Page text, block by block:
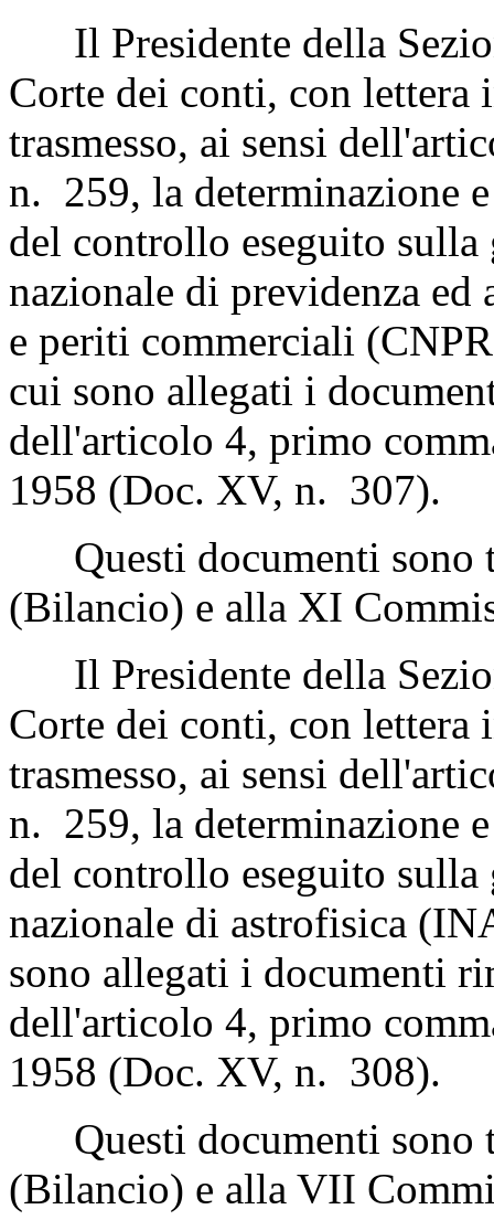
Il Presidente della
Corte dei conti, con lettera
trasmesso, ai sensi
n. 259, la determinazione
del controllo eseguito sulla
nazionale di previdenza ed
e periti commerciali
cui sono allegati i
dell'articolo 4, primo
1958 (Doc. XV, n. 307).
Questi documenti sono
(Bilancio) e alla XI
Il Presidente della
Corte dei conti, con lettera
trasmesso, ai sensi
n. 259, la determinazione
del controllo eseguito
nazionale di astrofisica
sono allegati i documenti
dell'articolo 4, primo
1958 (Doc. XV, n. 308).
Questi documenti sono
(Bilancio) e alla VII